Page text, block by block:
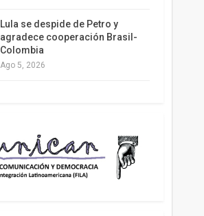
Lula se despide de Petro y
agradece cooperación Brasil-
Colombia
Ago 5, 2026